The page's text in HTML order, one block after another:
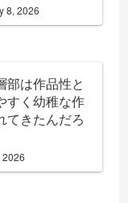
8, 2026
部は作品性と
すく幼稚な作
てきたんだろ
2026